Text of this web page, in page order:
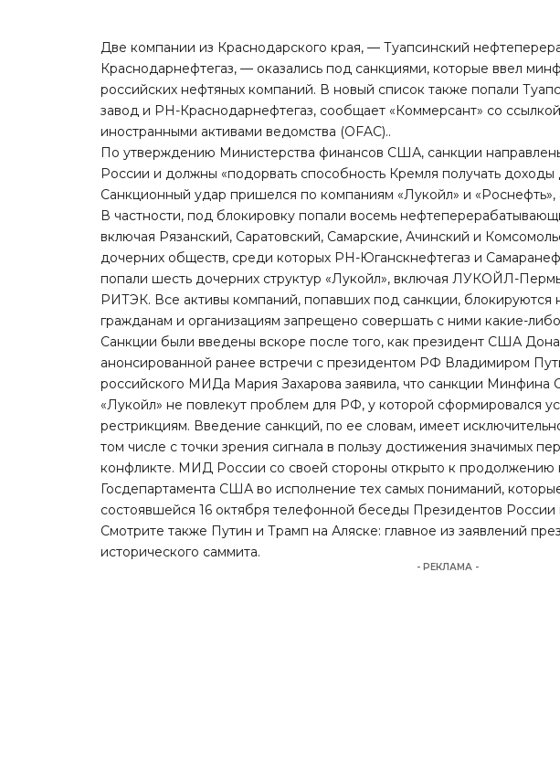
Две компании из Краснодарского края, — Туапсинский
Краснодарнефтегаз, — оказались под санкциями, которые ввел
российских нефтяных компаний. В новый список также попали
завод и РН-Краснодарнефтегаз, сообщает «Коммерсант» со
иностранными активами ведомства (OFAC)..
По утверждению Министерства финансов США, санкции
России и должны «подорвать способность Кремля получать
Санкционный удар пришелся по компаниям «Лукойл» и
В частности, под блокировку попали восемь
включая Рязанский, Саратовский, Самарские, Ачинский и
дочерних обществ, среди которых РН-Юганскнефтегаз и
попали шесть дочерних структур «Лукойл», включая ЛУКОЙЛ-
РИТЭК. Все активы компаний, попавших под санкции,
гражданам и организациям запрещено совершать с ними какие-
Санкции были введены вскоре после того, как президент США
анонсированной ранее встречи с президентом РФ Владимиром
российского МИДа Мария Захаровазаявила, что санкции Минфина
«Лукойл» не повлекут проблем для РФ, у которой сформировался
рестрикциям. Введение санкций, по ее словам, имеет
том числе с точки зрения сигнала в пользу достижения значимых
конфликте. МИД России со своей стороны открыто к продолжению
Госдепартамента США во исполнение тех самых пониманий,
состоявшейся 16 октября телефонной беседы Президентов
Смотрите также Путин и Трамп на Аляске: главное из заявлений
исторического саммита.
- РЕКЛАМА -